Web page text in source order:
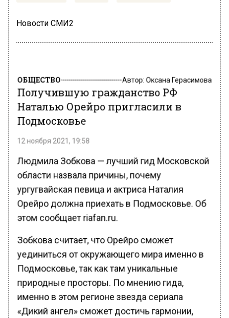
Новости СМИ2
ОБЩЕСТВО Автор: Оксана Герасимова
Получившую гражданство РФ
Наталью Орейро пригласили в
Подмосковье
12 ноября 2021, 19:58
Людмила Зобкова — лучший гид Московской
области назвала причины, почему
ургугвайская певица и актриса Наталия
Орейро должна приехать в Подмосковье. Об
этом сообщает riafan.ru.
Зобкова считает, что Орейро сможет
уединиться от окружающего мира именно в
Подмосковье, так как там уникальные
природные просторы. По мнению гида,
именно в этом регионе звезда сериала
«Дикий ангел» сможет достичь гармонии,